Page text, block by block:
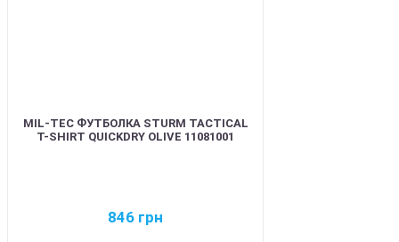
MIL-TEC ФУТБОЛКА STURM TACTICAL
T-SHIRT QUICKDRY OLIVE 11081001
846 грн